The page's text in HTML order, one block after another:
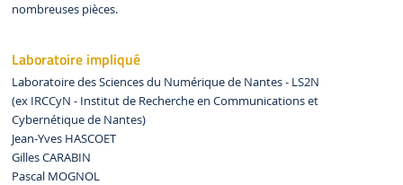
nombreuses pièces.
Laboratoire impliqué
Laboratoire des Sciences du Numérique de Nantes - LS2N
(ex IRCCyN - Institut de Recherche en Communications et
Cybernétique de Nantes)
Jean-Yves HASCOET
Gilles CARABIN
Pascal MOGNOL